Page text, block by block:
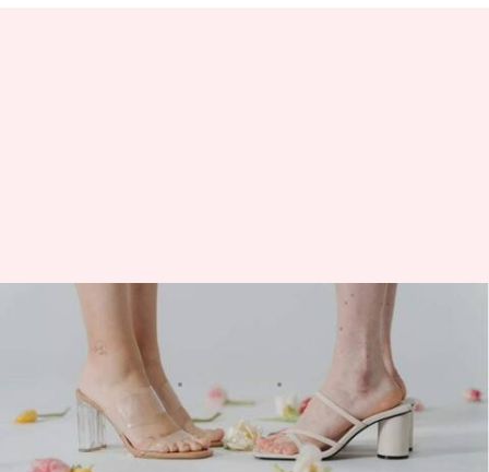
5 Lulur DIY untuk kaki yang
lembut dan terawat
Taufiq Al Jufri Jan 24, 2024
Apa ceritanya